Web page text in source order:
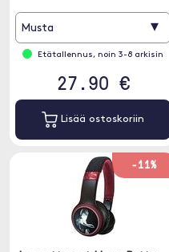
äänenvoimakkuutta.
Musta ▾
Etätallennus, noin 3-8 arkisin
27.90 €
Lisää ostoskoriin
-11%